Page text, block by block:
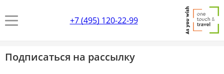
+7 (495) 120-22-99
Подписаться на рассылку